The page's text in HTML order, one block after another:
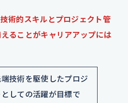
技術的スキルとプロジェクト管
ることがキャリアアップには
技術を駆使したプロジ
しての活躍が目標で